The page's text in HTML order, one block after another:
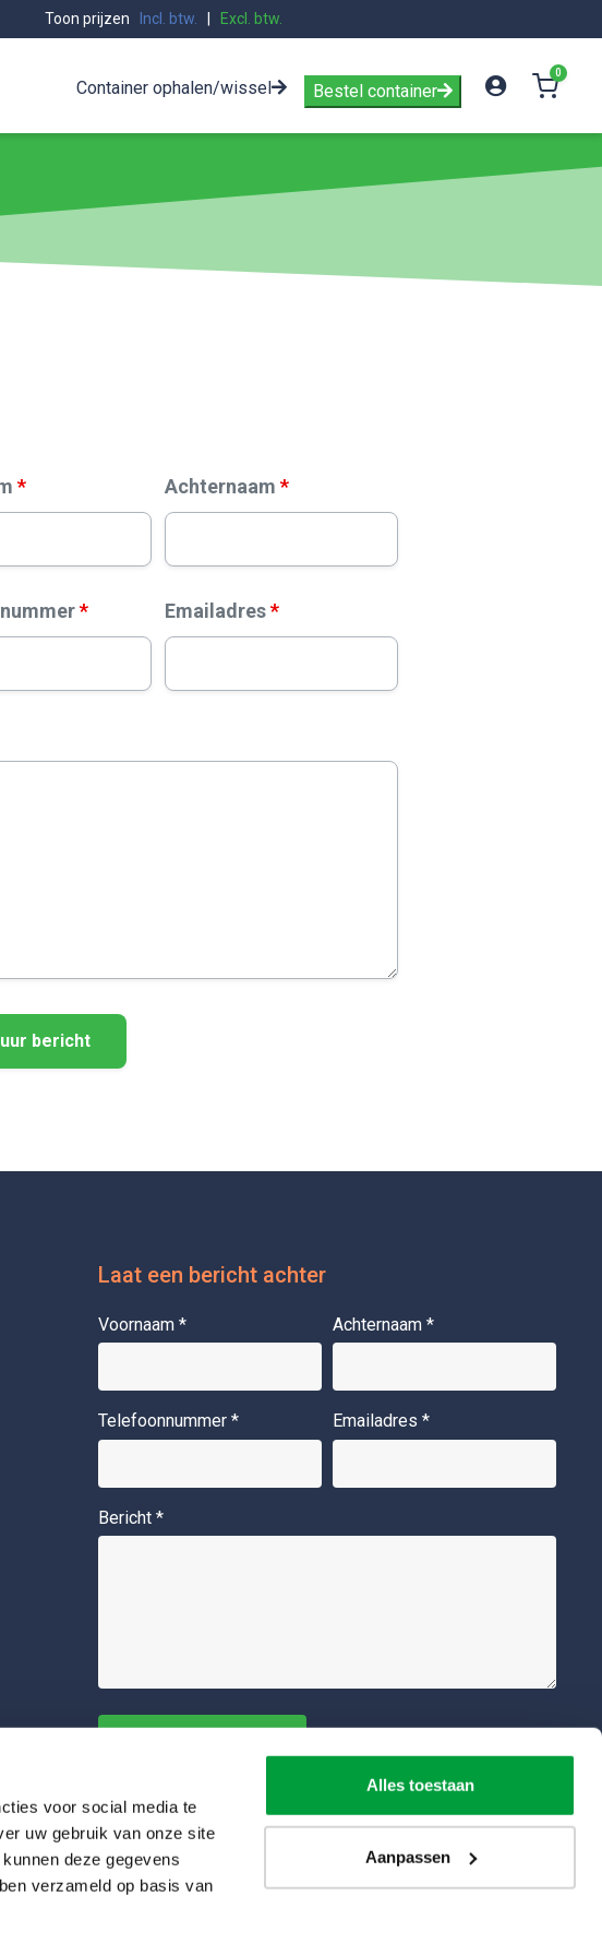
voor social media te
uw gebruik van onze site
deze gegevens
verzameld op basis van
Alles toestaan
Aanpassen
Toon prijzen Incl. btw. Excl. btw.
Container ophalen/wissel Bestel container
0
* Achternaam *
* Emailadres*
Laat een bericht achter
Voornaam * Achternaam*
Telefoonnummer * Emailadres*
Bericht *